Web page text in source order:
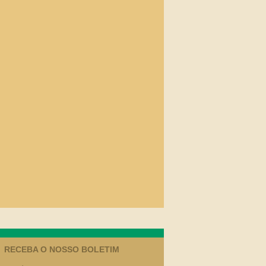
RECEBA O NOSSO BOLETIM